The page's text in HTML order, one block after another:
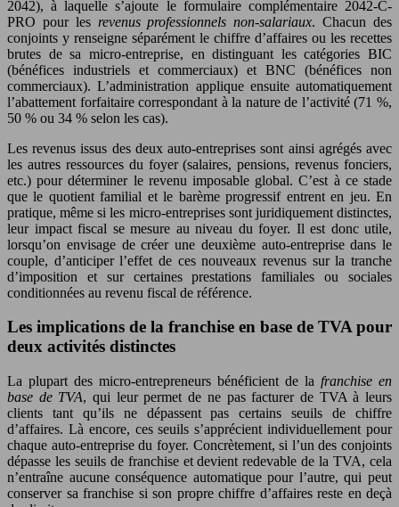
2042), à laquelle s’ajoute le formulaire complémentaire 2042-C-
PRO pour les revenus professionnels non-salariaux. Chacun des
conjoints y renseigne séparément le chiffre d’affaires ou les recettes
brutes de sa micro-entreprise, en distinguant les catégories BIC
(bénéfices industriels et commerciaux) et BNC (bénéfices non
commerciaux). L’administration applique ensuite automatiquement
l’abattement forfaitaire correspondant à la nature de l’activité (71 %,
50 % ou 34 % selon les cas).
Les revenus issus des deux auto-entreprises sont ainsi agrégés avec
les autres ressources du foyer (salaires, pensions, revenus fonciers,
etc.) pour déterminer le revenu imposable global. C’est à ce stade
que le quotient familial et le barème progressif entrent en jeu. En
pratique, même si les micro-entreprises sont juridiquement distinctes,
leur impact fiscal se mesure au niveau du foyer. Il est donc utile,
lorsqu’on envisage de créer une deuxième auto-entreprise dans le
couple, d’anticiper l’effet de ces nouveaux revenus sur la tranche
d’imposition et sur certaines prestations familiales ou sociales
conditionnées au revenu fiscal de référence.
Les implications de la franchise en base de TVA pour
deux activités distinctes
La plupart des micro-entrepreneurs bénéficient de la franchise en
base de TVA, qui leur permet de ne pas facturer de TVA à leurs
clients tant qu’ils ne dépassent pas certains seuils de chiffre
d’affaires. Là encore, ces seuils s’apprécient individuellement pour
chaque auto-entreprise du foyer. Concrètement, si l’un des conjoints
dépasse les seuils de franchise et devient redevable de la TVA, cela
n’entraîne aucune conséquence automatique pour l’autre, qui peut
conserver sa franchise si son propre chiffre d’affaires reste en deçà